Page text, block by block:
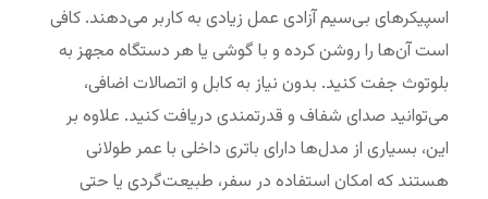
اسپیکرهای بی‌سیم آزادی عمل زیادی به کاربر می‌دهند. کافی
است آن‌ها را روشن کرده و با گوشی یا هر دستگاه مجهز به
بلوتوث جفت کنید. بدون نیاز به کابل و اتصالات اضافی،
می‌توانید صدای شفاف و قدرتمندی دریافت کنید. علاوه بر
این، بسیاری از مدل‌ها دارای باتری داخلی با عمر طولانی
هستند که امکان استفاده در سفر، طبیعت‌گردی یا حتی